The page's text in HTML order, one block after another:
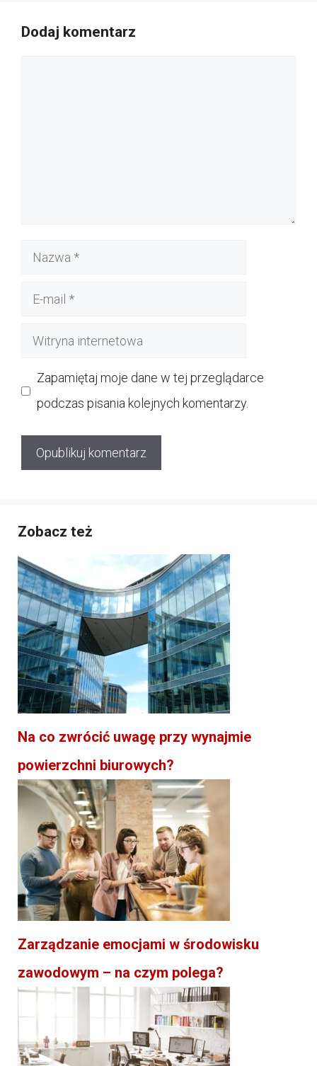
Dodaj komentarz
Nazwa
Witryna
Zapamiętaj moje dane w tej przeglądarce
podczas pisania kolejnych komentarzy.
Zobacz też
Na co zwrócić uwagę przy wynajmie
powierzchni biurowych?
Zarządzanie emocjami w środowisku
zawodowym – na czym polega?